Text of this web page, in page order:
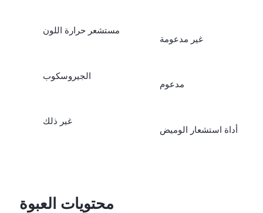
مستشعر حرارة اللون
غير مدعومة
الجيروسكوب
مدعوم
غير ذلك
أداة استشعار الوميض
محتويات العبوة